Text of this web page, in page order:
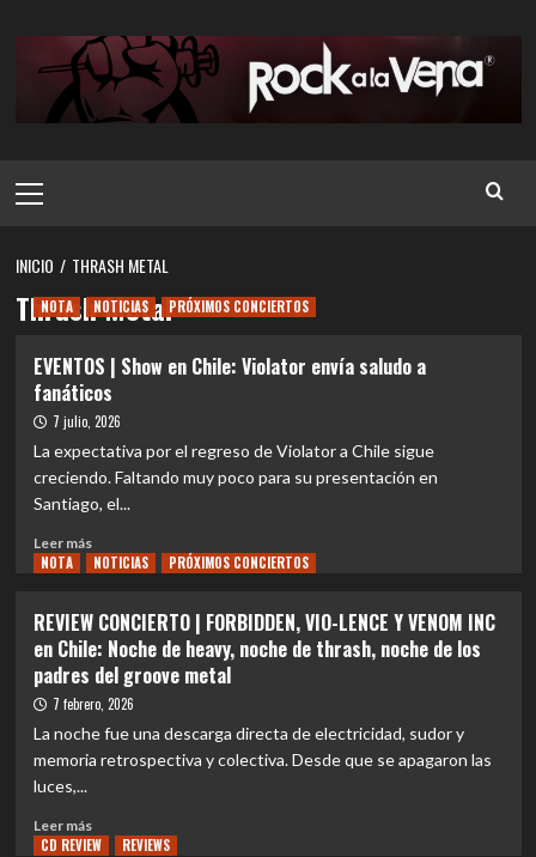
contenido
principal
INICIO THRASH METAL
Thrash Metal
NOTA NOTICIAS PRÓXIMOS CONCIERTOS
EVENTOS | Show en Chile: Violator envía saludo a
fanáticos
7 julio, 2026
La expectativa por el regreso de Violator a Chile sigue
creciendo. Faltando muy poco para su presentación en
Santiago, el...
Leer másLeer
más
|
Show
en
Chile:
envía
saludo
NOTA NOTICIAS PRÓXIMOS CONCIERTOS
REVIEW CONCIERTO | FORBIDDEN, VIO-LENCE Y VENOM INC
en Chile: Noche de heavy, noche de thrash, noche de los
padres del groove metal
7 febrero, 2026
La noche fue una descarga directa de electricidad, sudor y
memoria retrospectiva y colectiva. Desde que se apagaron las
luces,...
Leer másLeer
más
CD REVIEW REVIEWS